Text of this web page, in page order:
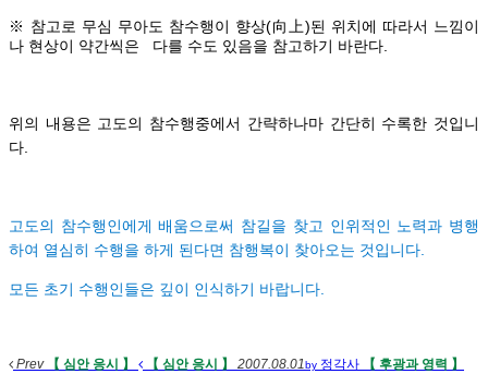
※ 참고로 무심 무아도 참수행이 향상(向上)된 위치에 따라서 느낌이
나 현상이 약간씩은 다를 수도 있음을 참고하기 바란다.
위의 내용은 고도의 참수행중에서 간략하나마 간단히 수록한 것입니
다.
고도의 참수행인에게 배움으로써 참길을 찾고 인위적인 노력과 병행
하여 열심히 수행을 하게 된다면 참행복이 찾아오는 것입니다.
모든 초기 수행인들은 깊이 인식하기 바랍니다.
Prev 【 심안 응시 】 【 심안 응시 】 2007.08.01by 정각사
【 후광과 영력 】